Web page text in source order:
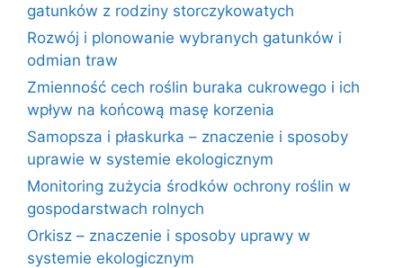
gatunków z rodziny storczykowatych
Rozwój i plonowanie wybranych gatunków i
odmian traw
Zmienność cech roślin buraka cukrowego i ich
wpływ na końcową masę korzenia
Samopsza i płaskurka – znaczenie i sposoby
uprawie w systemie ekologicznym
Monitoring zużycia środków ochrony roślin w
gospodarstwach rolnych
Orkisz – znaczenie i sposoby uprawy w
systemie ekologicznym